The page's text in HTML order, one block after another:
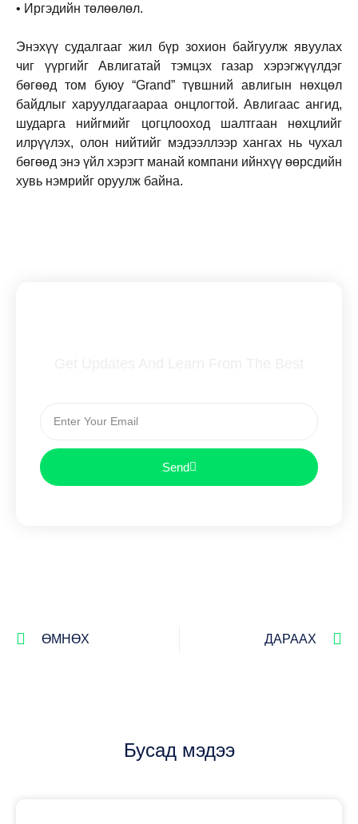
• Иргэдийн төлөөлөл.
Энэхүү судалгааг жил бүр зохион байгуулж явуулах
чиг үүргийг Авлигатай тэмцэх газар хэрэгжүүлдэг
бөгөөд том буюу “Grand” түвшний авлигын нөхцөл
байдлыг харуулдагаараа онцлогтой. Авлигаас ангид,
шударга нийгмийг цогцлооход шалтгаан нөхцлийг
илрүүлэх, олон нийтийг мэдээллээр хангах нь чухал
бөгөөд энэ үйл хэрэгт манай компани ийнхүү өөрсдийн
хувь нэмрийг оруулж байна.
Send
ӨМНӨХ ДАРААХ
Бусад мэдээ